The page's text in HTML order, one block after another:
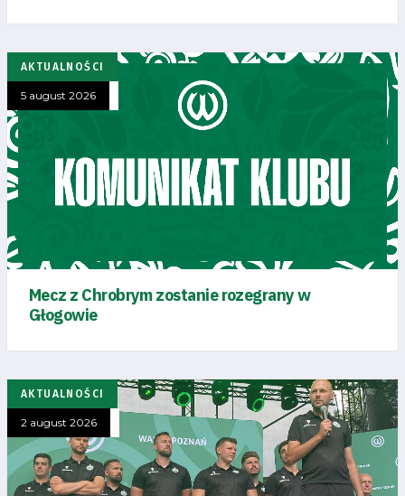
AKTUALNOŚCI
5 august 2026
Mecz z Chrobrym zostanie rozegrany w
Głogowie
AKTUALNOŚCI
2 august 2026